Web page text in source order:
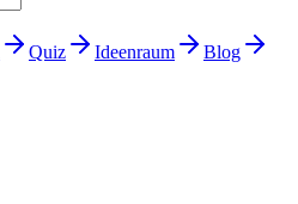
Quiz Ideenraum
Blog